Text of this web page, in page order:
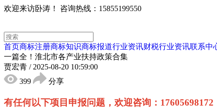
欢迎来访卧涛！ 咨询热线：15855199550
首页商标注册商标知识商标报道行业资讯财税行业资讯联系中
一篇全！淮北市各产业扶持政策合集
贾宏青 / 2025-08-20 10:59:00
399
分享
有任何以下项目申报问题，欢迎咨询：17605698172